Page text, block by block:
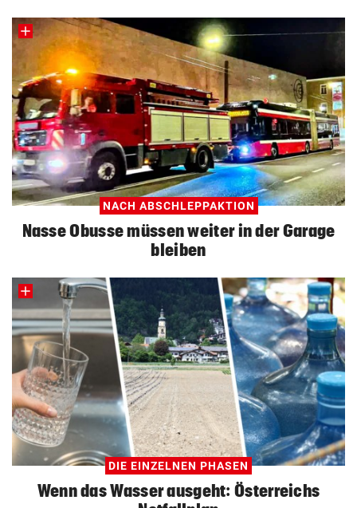
NACH ABSCHLEPPAKTION
Nasse Obusse müssen weiter in der Garage
bleiben
DIE EINZELNEN PHASEN
Wenn das Wasser ausgeht: Österreichs